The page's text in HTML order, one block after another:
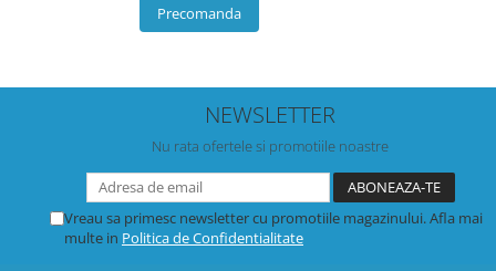
Precomanda
NEWSLETTER
Nu rata ofertele si promotiile noastre
Vreau sa primesc newsletter cu promotiile magazinului. Afla mai
multe in Politica de Confidentialitate